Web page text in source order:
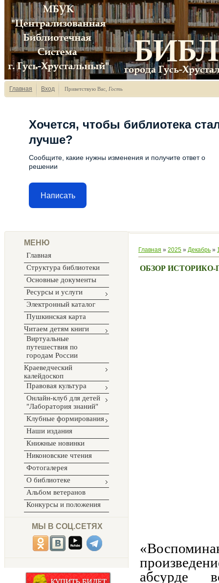
Главная Вход Приветствую Вас Гость
Хочется, чтобы библиотека
лучше?
Сообщите, какие нужны изменения и получите ответ о
решении
Написать
МЕНЮ
Главная
Структура библиотеки
Основные документы
Ресурсы и услуги
Электронный каталог
Пушкинская карта
Читаем детям книги
Виртуальные
путешествия по
городам России
Краеведческий
калейдоскоп
Правовая культура
Онлайн-клуб для детей
"Лаборатория знаний"
Клубные формирования
Наши издания
Книжные новинки
Никоновские чтения
Фотогалерея
О библиотеке
Альбом ветеранов
Конкурсы и положения
МЫ В СОЦ.СЕТЯХ
Главная » 2025 » Декабрь »
ОБЗОР
абсурде